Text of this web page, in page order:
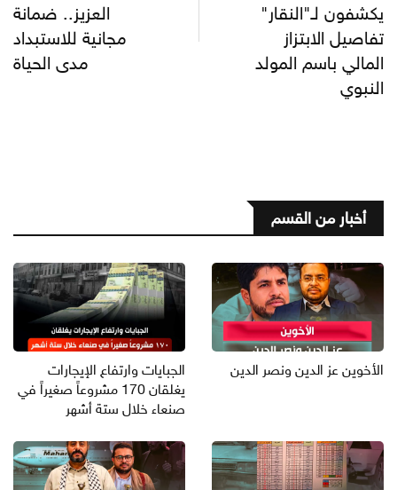
يكشفون لـ"النقار"
تفاصيل الابتزاز
المالي باسم المولد
النبوي
العزيز.. ضمانة
مجانية للاستبداد
مدى الحياة
أخبار من القسم
الأخوين عز الدين ونصر الدين
الجبايات وارتفاع الإيجارات
يغلقان 170 مشروعاً صغيراً في
صنعاء خلال ستة أشهر